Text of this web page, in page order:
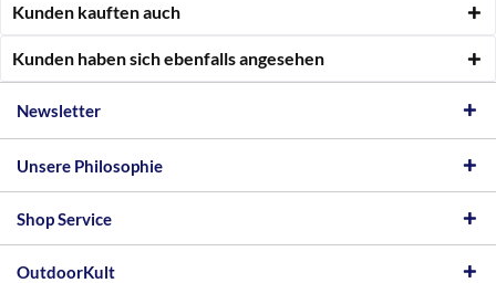
Kunden kauften auch
Kunden haben sich ebenfalls angesehen
Newsletter
Unsere Philosophie
Shop Service
OutdoorKult